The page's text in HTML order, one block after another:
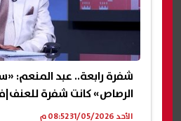
شفرة رابعة.. عبد المنعم:
الرصاص» كانت شفرة
الأحد 31/05/2026 08:52 م